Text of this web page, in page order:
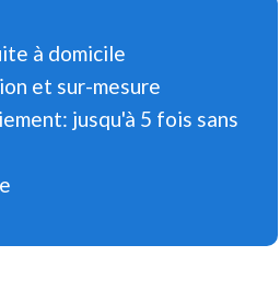
à domicile
et sur-mesure
jusqu'à 5 fois sans